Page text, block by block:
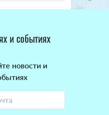
и событиях
новости и